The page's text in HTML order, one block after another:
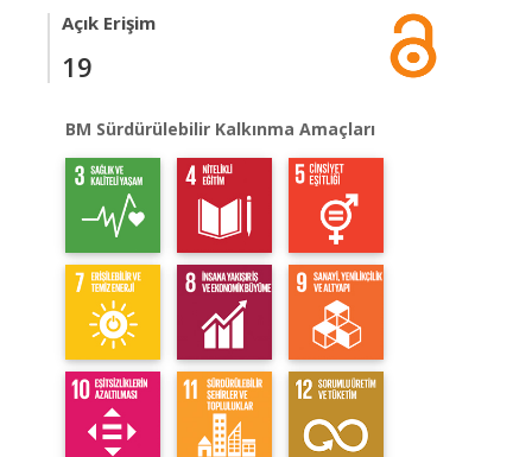
Açık Erişim
19
BM Sürdürülebilir Kalkınma Amaçları